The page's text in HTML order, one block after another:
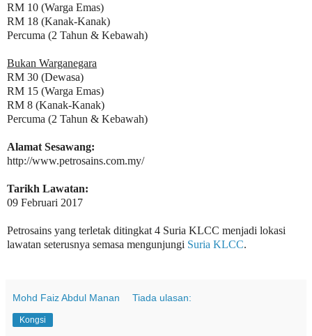
RM 10 (Warga Emas)
RM 18 (Kanak-Kanak)
Percuma (2 Tahun & Kebawah)
Bukan Warganegara
RM 30 (Dewasa)
RM 15 (Warga Emas)
RM 8 (Kanak-Kanak)
Percuma (2 Tahun & Kebawah)
Alamat Sesawang:
http://www.petrosains.com.my/
Tarikh Lawatan:
09 Februari 2017
Petrosains yang terletak ditingkat 4 Suria KLCC menjadi lokasi
lawatan seterusnya semasa mengunjungi Suria KLCC.
Mohd Faiz Abdul Manan Tiada ulasan:
Kongsi